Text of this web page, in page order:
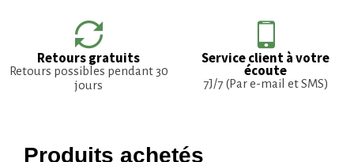
Retours gratuits
Retours possibles pendant 30
jours
Service client à votre
écoute
7J/7 (Par e-mail et SMS)
Produits achetés